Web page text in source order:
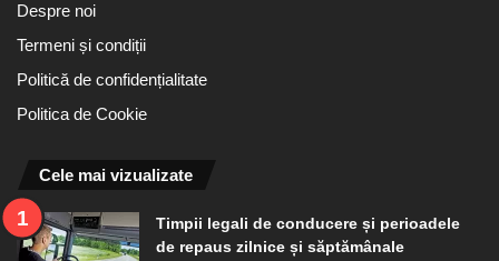
Despre noi
Termeni și condiții
Politică de confidențialitate
Politica de Cookie
Cele mai vizualizate
Timpii legali de conducere și perioadele
de repaus zilnice și săptămânale